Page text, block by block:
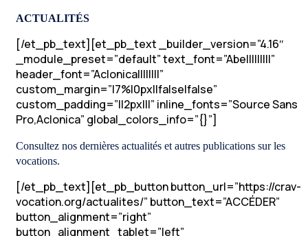
ACTUALITÉS
[/et_pb_text][et_pb_text _builder_version=”4.16″
_module_preset=”default” text_font=”Abel||||||||”
header_font=”Aclonica||||||||”
custom_margin=”|7%|0px||false|false”
custom_padding=”||2px|||” inline_fonts=”Source Sans
Pro,Aclonica” global_colors_info=”{}”]
Consultez nos dernières actualités et autres publications sur les
vocations.
[/et_pb_text][et_pb_button button_url=”https://crav-
vocation.org/actualites/” button_text=”ACCÉDER”
button_alignment=”right”
button_alignment_tablet=”left”